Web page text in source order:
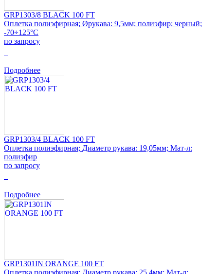
GRP1303/8 BLACK 100 FT
Оплетка полиэфирная; Øрукава: 9,5мм; полиэфир; черный;
-70÷125°C
по запросу
Подробнее
GRP1303/4 BLACK 100 FT
Оплетка полиэфирная; Диаметр рукава: 19,05мм; Мат-л:
полиэфир
по запросу
Подробнее
GRP1301IN ORANGE 100 FT
Оплетка полиэфирная; Диаметр рукава: 25,4мм; Мат-л: